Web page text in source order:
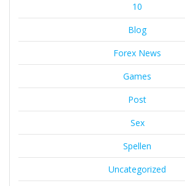
10
Blog
Forex News
Games
Post
Sex
Spellen
Uncategorized